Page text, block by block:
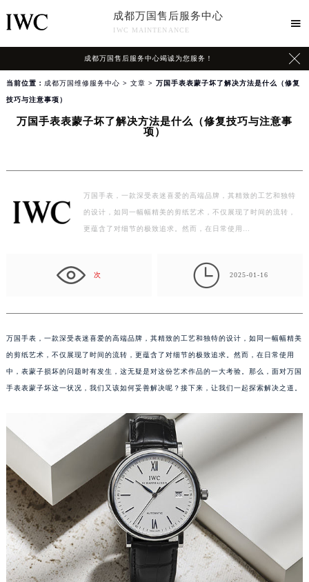
成都万国售后服务中心
IWC MAINTENANCE

成都万国售后服务中心竭诚为您服务！ 
当前位置： 成都万国维修服务中心 > 文章 > 万国手表表蒙子坏了解决方法是什么（修复
技巧与注意事项）
万国手表表蒙子坏了解决方法是什么（修复技巧与注意事
项）
万国手表，一款深受表迷喜爱的高端品牌，其精致的工艺和独特
的设计，如同一幅幅精美的剪纸艺术，不仅展现了时间的流转，
更蕴含了对细节的极致追求。然而，在日常使用…
次  2025-01-16
万国手表，一款深受表迷喜爱的高端品牌，其精致的工艺和独特的设计，如同一幅幅精美
的剪纸艺术，不仅展现了时间的流转，更蕴含了对细节的极致追求。然而，在日常使用
中，表蒙子损坏的问题时有发生，这无疑是对这份艺术作品的一大考验。那么，面对万国
手表表蒙子坏这一状况，我们又该如何妥善解决呢？接下来，让我们一起探索解决之道。